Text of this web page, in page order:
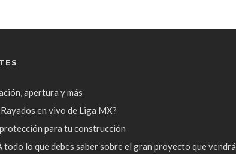
apertura y más
en vivo de Liga MX?
para tu construcción
todo lo que debes saber sobre el gran proyecto que vendrá